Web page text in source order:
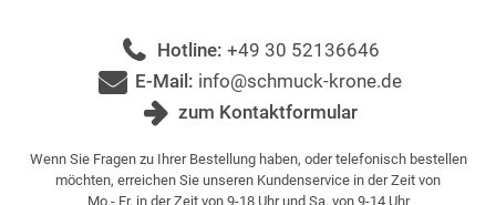
Hotline: +49 30 52136646
E-Mail: info@schmuck-krone.de
zum Kontaktformular
Wenn Sie Fragen zu Ihrer Bestellung haben, oder telefonisch bestellen
möchten, erreichen Sie unseren Kundenservice in der Zeit von
Mo.- Fr. in der Zeit von 9-18 Uhr und Sa. von 9-14 Uhr